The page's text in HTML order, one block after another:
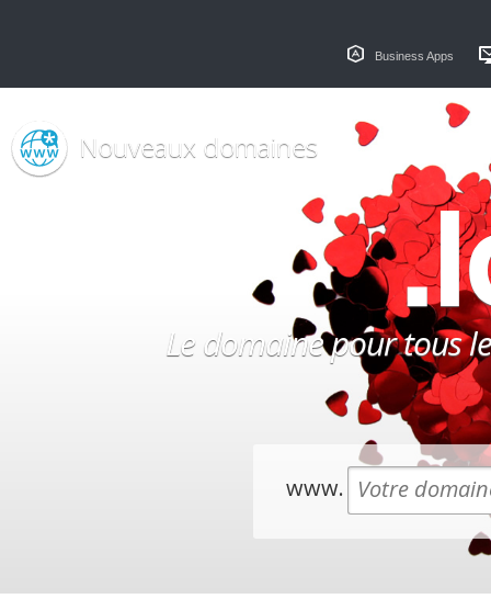
Business Apps
Le domaine pour tous
Nouveaux domaines
www.